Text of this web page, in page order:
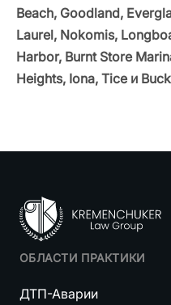
Beach, Goodland,
Laurel, Nokomis,
Harbor, Burnt Store
Heights, Iona, Tice и
ОБЛАСТИ ПРАКТИКИ
ДТП-Аварии